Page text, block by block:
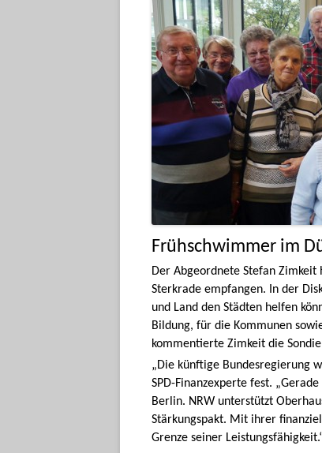
Frühschwimmer im
Der Abgeordnete Stefan
Sterkrade empfangen. In der
und Land den Städten helfen
Bildung, für die Kommunen
kommentierte Zimkeit die
„Die künftige Bundesregierung
SPD-Finanzexperte fest.
Berlin. NRW unterstützt
Stärkungspakt. Mit ihrer
Grenze seiner